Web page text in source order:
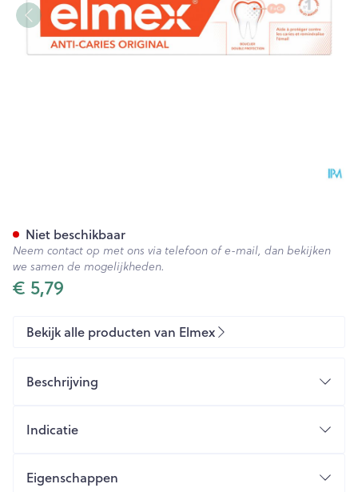
€ 5,79
Niet beschikbaar
Neem contact op met ons via telefoon of e-mail, dan bekijken
we samen de mogelijkheden.
Bekijk alle producten van Elmex
Beschrijving
Indicatie
Eigenschappen